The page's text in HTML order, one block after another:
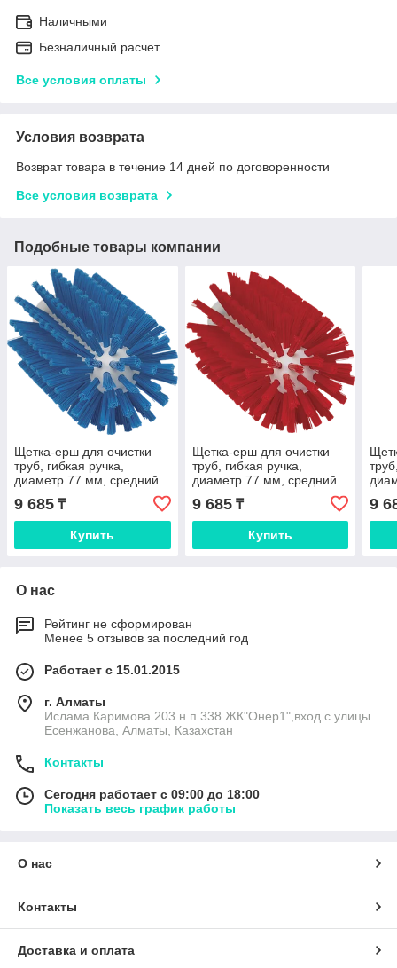
Наличными
Безналичный расчет
Все условия оплаты
Условия возврата
Возврат товара в течение 14 дней по договоренности
Все условия возврата
Подобные товары компании
Щетка-ерш для очистки
труб, гибкая ручка,
диаметр 77 мм, средний
ворс, синий цвет
9 685 ₸
Купить
Щетка-ерш для очистки
труб, гибкая ручка,
диаметр 77 мм, средний
ворс, красный цвет
9 685₸
Купить
9
О нас
Рейтинг не сформирован
Менее 5 отзывов за последний год
Работает с 15.01.2015
г. Алматы
Ислама Каримова 203 н.п.338 ЖК"Онер1",вход с улицы
Есенжанова, Алматы, Казахстан
Контакты
Сегодня работает с 09:00 до 18:00
Показать весь график работы
О нас
Контакты
Доставка и оплата